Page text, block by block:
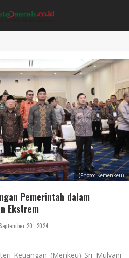
(Photo: Kemenkeu)
Pemerintah dalam
Ekstrem
September 20, 2024
Keuangan (Menkeu) Sri Mulyani